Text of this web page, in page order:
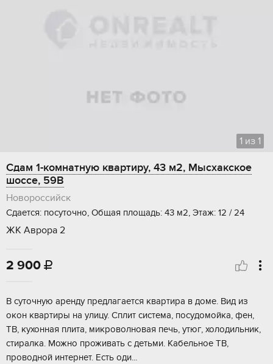
1 из 1
Сдам 1-комнатную квартиру, 43 м2, Мысхакское
шоссе, 59В
Новороссийск
Сдается: посуточно, Общая площадь: 43 м2, Этаж: 12 / 24
ЖК Аврора 2
2 900 
В суточную аренду предлагается квартира в доме. Вид из
окон квартиры на улицу. Сплит система, посудомойка, фен,
ТВ, кухонная плита, микроволновая печь, утюг, холодильник,
стиралка. Можно проживать с детьми. Кабельное ТВ,
проводной интернет. Есть оди...